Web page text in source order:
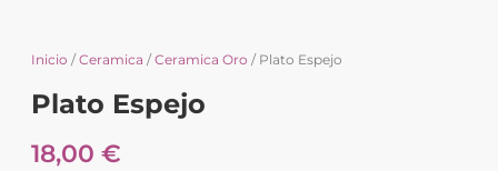
Inicio /Ceramica /Ceramica Oro / Plato Espejo
Plato Espejo
18,00 €